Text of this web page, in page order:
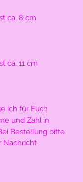
ca. 8 cm
ca. 11 cm
ich für Euch
und Zahl in
Bestellung bitte
Nachricht